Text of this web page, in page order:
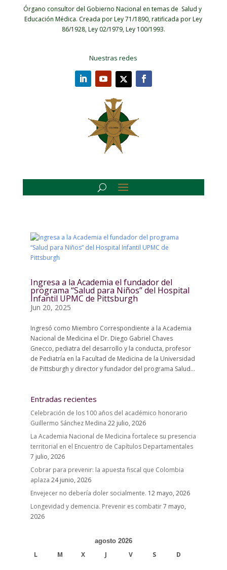
Órgano consultor del Gobierno Nacional en temas de Salud y
Educación Médica. Creada por Ley 71/1890, ratificada por Ley
86/1928, Ley 02/1979, Ley 100/1993.
Nuestras redes
Ingresa a la Academia el fundador del
programa “Salud para Niños” del Hospital
Infantil UPMC de Pittsburgh
Jun 20, 2025
Ingresó como Miembro Correspondiente a la Academia
Nacional de Medicina el Dr. Diego Gabriel Chaves
Gnecco, pediatra del desarrollo y la conducta, profesor
de Pediatría en la Facultad de Medicina de la Universidad
de Pittsburgh y director y fundador del programa Salud...
Entradas recientes
Celebración de los 100 años del académico honorario
Guillermo Sánchez Medina 22 julio, 2026
La Academia Nacional de Medicina fortalece su presencia
territorial en el Encuentro de Capítulos Departamentales
7 julio, 2026
Cobrar para prevenir: la apuesta fiscal que Colombia
aplaza 24 junio, 2026
Envejecer no debería doler socialmente. 12 mayo, 2026
Longevidad y demencia. Prevenir es combatir7 mayo,
2026
agosto 2026
L M X J V S D